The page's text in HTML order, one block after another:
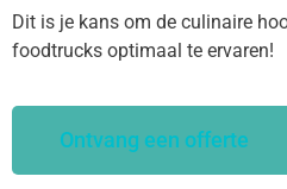
Dit is je kans om de culinaire
foodtrucks optimaal te ervaren!
Ontvang een offerte